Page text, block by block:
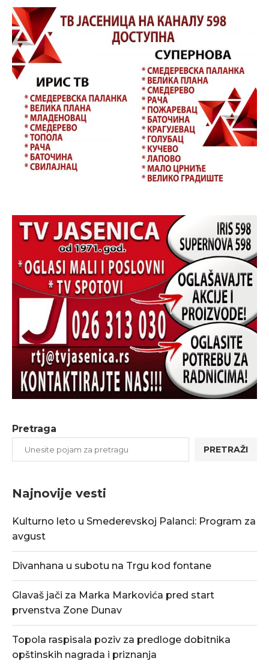
Pretraga
PRETRAŽI
Najnovije vesti
Kulturno leto u Smederevskoj Palanci: Program za
avgust
Divanhana u subotu na Trgu kod fontane
Glavaš jači za Marka Markovića pred start
prvenstva Zone Dunav
Topola raspisala poziv za predloge dobitnika
opštinskih nagrada i priznanja